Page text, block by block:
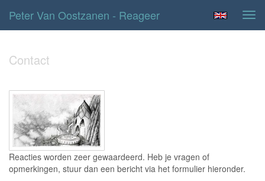
Peter Van Oostzanen - Reageer
Contact
Reacties worden zeer gewaardeerd. Heb je vragen of
opmerkingen, stuur dan een bericht via het formulier hieronder.